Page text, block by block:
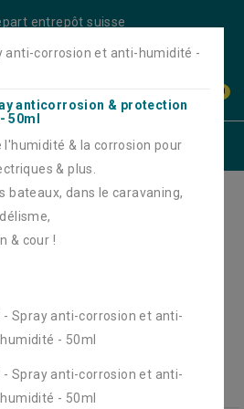
entrepôt suisse
0
Outils / appareils de mesure
corrosion et anti-humidité - 50ml
anti-corrosion et anti-
anticorrosion & protection
50ml
& la corrosion pour
& plus.
bateaux, dans le caravaning,
& cour !